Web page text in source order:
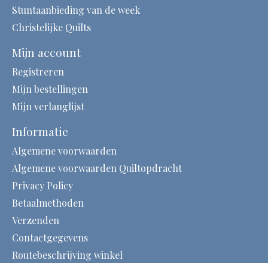
Stuntaanbieding van de week
Christelijke Quilts
Mijn account
Registreren
Mijn bestellingen
Mijn verlanglijst
Informatie
Algemene voorwaarden
Algemene voorwaarden Quiltopdracht
Privacy Policy
Betaalmethoden
Verzenden
Contactgegevens
Routebeschrijving winkel